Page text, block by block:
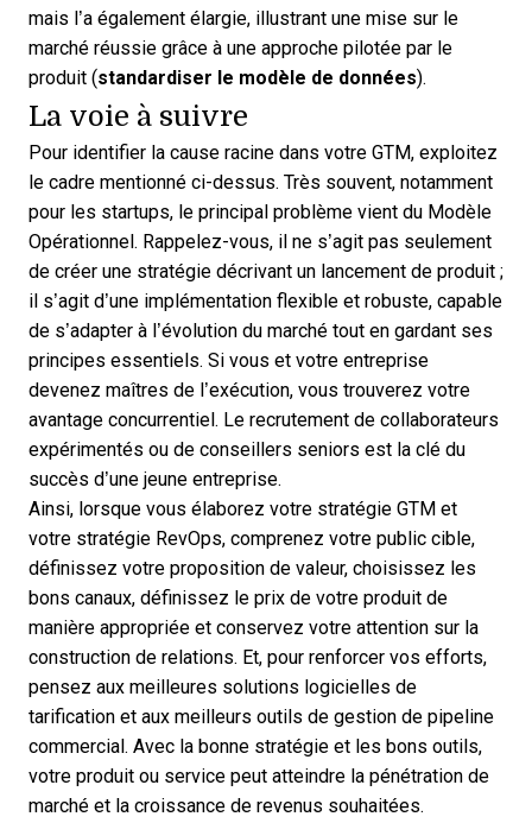
mais l’a également élargie, illustrant une mise sur le
marché réussie grâce à une approche pilotée par le
produit (standardiser le modèle de données).
La voie à suivre
Pour identifier la cause racine dans votre GTM, exploitez
le cadre mentionné ci-dessus. Très souvent, notamment
pour les startups, le principal problème vient du Modèle
Opérationnel. Rappelez-vous, il ne s’agit pas seulement
de créer une stratégie décrivant un lancement de produit ;
il s’agit d’une implémentation flexible et robuste, capable
de s’adapter à l’évolution du marché tout en gardant ses
principes essentiels. Si vous et votre entreprise
devenez maîtres de l’exécution, vous trouverez votre
avantage concurrentiel. Le recrutement de collaborateurs
expérimentés ou de conseillers seniors est la clé du
succès d’une jeune entreprise.
Ainsi, lorsque vous élaborez votre stratégie GTM et
votre stratégie RevOps, comprenez votre public cible,
définissez votre proposition de valeur, choisissez les
bons canaux, définissez le prix de votre produit de
manière appropriée et conservez votre attention sur la
construction de relations. Et, pour renforcer vos efforts,
pensez aux meilleures solutions logicielles de
tarification et aux meilleurs outils de gestion de pipeline
commercial. Avec la bonne stratégie et les bons outils,
votre produit ou service peut atteindre la pénétration de
marché et la croissance de revenus souhaitées.